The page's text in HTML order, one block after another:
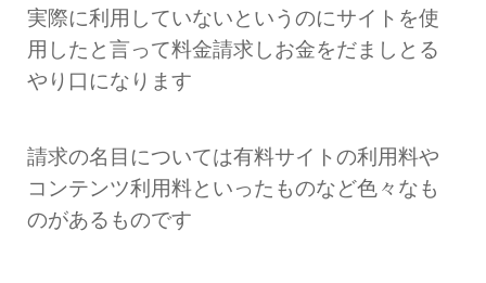
実際に利用していないというのにサイトを使
用したと言って料金請求しお金をだましとる
やり口になります
請求の名目については有料サイトの利用料や
コンテンツ利用料といったものなど色々なも
のがあるものです